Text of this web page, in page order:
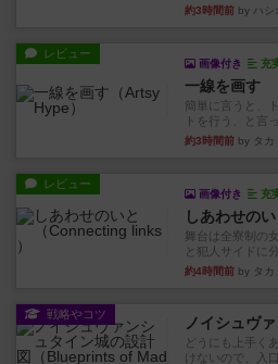
約3時間前 by ハシ
レビュー
画像付き 充
一線を画す
簡単に言うと、
トを行う、と言
約3時間前 by タカ
レビュー
画像付き 充
しあわせのい
舞台は全寮制の
と犯人サイドに
約4時間前 by タカ
戦略やコツ ノイシュヴ
どうにも上手く
けないので、入